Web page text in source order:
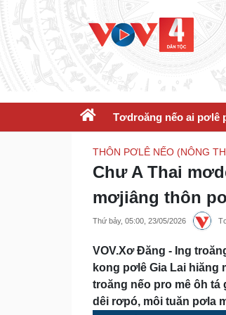
Tơdroăng nếo ai pơlê
THÔN PƠLÊ NẾO (NÔNG
Chư A Thai
mơjiâng thôn
Thứ bảy, 05:00, 23/05/2026
VOV.Xơ Đăng - Ing
kong pơlê Gia Lai hiăng
troăng nếo pro mê ôh tá
dêi rơpó, môi tuăn pơla